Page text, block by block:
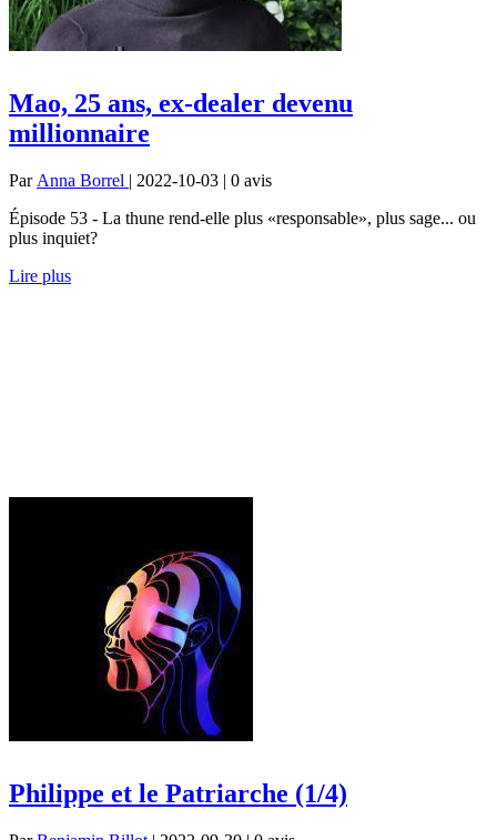
Mao, 25 ans, ex-dealer devenu
millionnaire
Par Anna Borrel | 2022-10-03 | 0 avis
Épisode 53 - La thune rend-elle plus «responsable», plus sage... ou
plus inquiet?
Lire plus
Philippe et le Patriarche (1/4)